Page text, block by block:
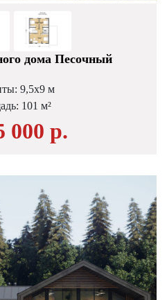
дома Песочный
9,5х9 м
101 м²
000 р.